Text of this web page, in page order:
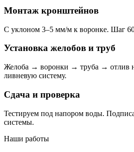
Монтаж кронштейнов
С уклоном 3–5 мм/м к воронке. Шаг
Установка желобов и труб
Желоба → воронки → труба → отлив
ливневую систему.
Сдача и проверка
Тестируем под напором воды.
системы.
Наши работы